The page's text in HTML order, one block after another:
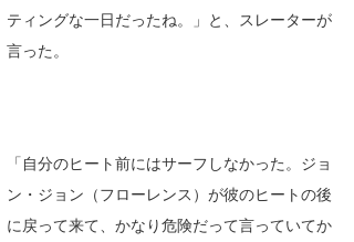
ティングな一日だったね。」と、スレーターが
言った。
「自分のヒート前にはサーフしなかった。ジョ
ン・ジョン（フローレンス）が彼のヒートの後
に戻って来て、かなり危険だって言っていてか